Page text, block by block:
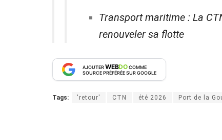
Transport maritime : La
renouveler sa flotte
AJOUTERWEBDOCOMME
SOURCE PRÉFÉRÉE SUR GOOGLE
Tags: 'retour' CTN été 2026 Port de la